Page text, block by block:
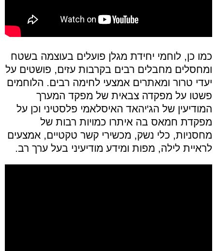
כמו כן, לוחמי יחידת מגלן פועלים בעוצמה בשטח
ומחסלים מחבלים רבים בקרבות עזים, פושטים על
יעדי טרור ומאתרים אמצעי לחימה רבים. הלוחמים
פשטו על מפקדה צבאית של מפקד המערך
המודיעין של הג'יהאד האיסלאמי פלסטיני וכן על
מפקדת חמאס בה איתרו כמויות רבות של
מחסניות, כלי נשק, מכשירי קשר טקטיים, אמצעים
לראיית לילה, מפות ומידע מודיעיני בעל ערך רב.